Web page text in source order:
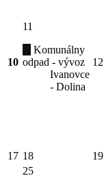
10
11
Komunálny
odpad - vývoz
Ivanovce
- Dolina
12
17 18 19
25